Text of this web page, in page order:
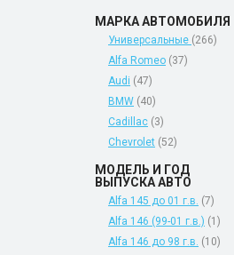
МАРКА АВТОМОБИЛЯ
Универсальные (266)
Alfa Romeo (37)
Audi (47)
BMW (40)
Cadillac (3)
Chevrolet (52)
МОДЕЛЬ И ГОД
ВЫПУСКА АВТО
Alfa 145 до 01 г.в. (7)
Alfa 146 (99-01 г.в.) (1)
Alfa 146 до 98 г.в. (10)